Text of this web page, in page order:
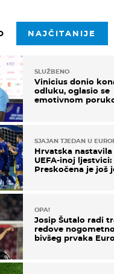
NAJČITANIJE
SLUŽBENO
Vinicius donio
odluku, oglasio se
emotivnom
SJAJAN TJEDAN U
Hrvatska
UEFA-inoj ljestvici:
Preskočena je još
OPA!
Josip Šutalo radi
redove
bivšeg prvaka